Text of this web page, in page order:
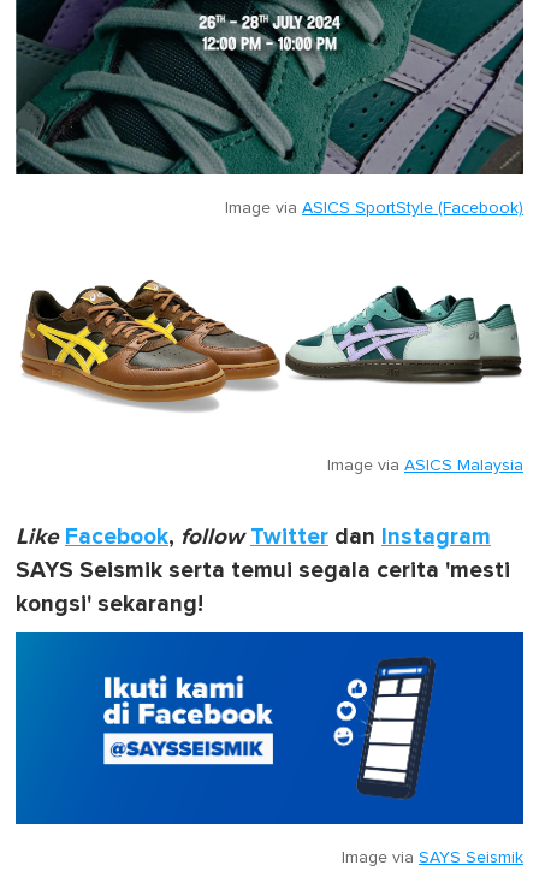
Image via ASICS SportStyle (Facebook)
Image via ASICS Malaysia
Like Facebook, follow Twitter dan Instagram
SAYS Seismik serta temui segala cerita 'mesti
kongsi' sekarang!
Image via SAYS Seismik